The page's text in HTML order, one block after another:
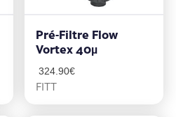
Pré-Filtre Flow
Vortex 40µ
324.90€
FITT